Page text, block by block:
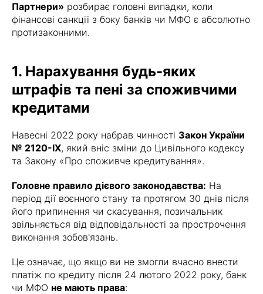
Партнери» розбирає головні випадки, коли
фінансові санкції з боку банків чи МФО є абсолютно
протизаконними.
1. Нарахування будь-яких
штрафів та пені за споживчими
кредитами
Навесні 2022 року набрав чинності Закон України
№ 2120-IX, який вніс зміни до Цивільного кодексу
та Закону «Про споживче кредитування».
Головне правило дієвого законодавства: На
період дії воєнного стану та протягом 30 днів після
його припинення чи скасування, позичальник
звільняється від відповідальності за прострочення
виконання зобов'язань.
Це означає, що якщо ви не змогли вчасно внести
платіж по кредиту після 24 лютого 2022 року, банк
чи МФО не мають права: